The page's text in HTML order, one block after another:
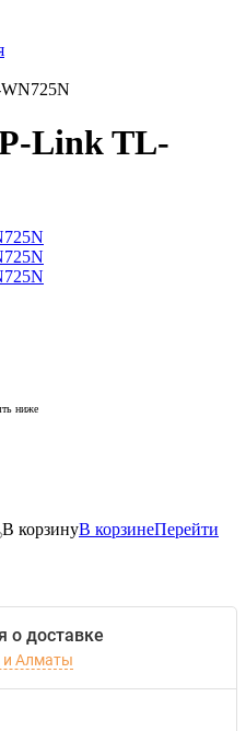
Link TL-
ниже
В корзинуВ корзинеПерейти
о доставке
и Алматы